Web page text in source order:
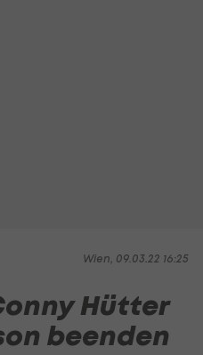
Wien, 09.03.22 16:25
Hütter
beenden